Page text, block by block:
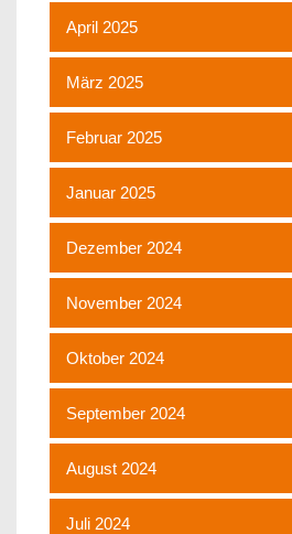
April 2025
März 2025
Februar 2025
Januar 2025
Dezember 2024
November 2024
Oktober 2024
September 2024
August 2024
Juli 2024